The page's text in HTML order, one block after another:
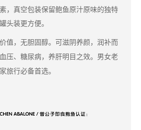
，真空包装保留鲍鱼原汁原味的独特
头装更方便。
值，无胆固醇。可滋阴养颜，润补而
压、糖尿病，养肝明目之效。男女老
旅行必备首选。